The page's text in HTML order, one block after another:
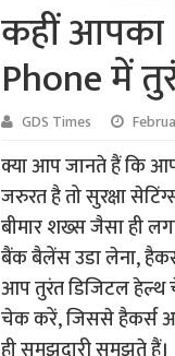
कहीं आपका
Phone में
GDS Times
क्या आप जानते हैं कि
जरुरत है तो सुरक्षा
बीमार शख्स जैसा ही
बैंक बैलेंस उडा लेना,
आप तुरंत डिजिटल
चेक करें, जिससे हैकर्स